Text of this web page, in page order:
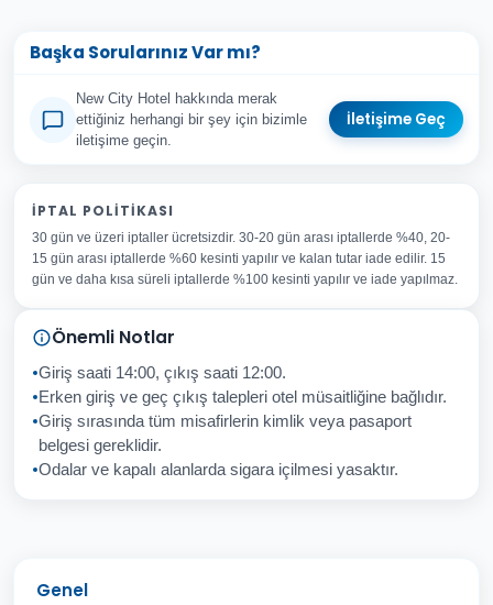
Başka Sorularınız Var mı?
New City Hotel hakkında merak
ettiğiniz herhangi bir şey için bizimle
iletişime geçin.
İletişime Geç
Adınız Soyadınız
E-posta Adresiniz
Konu
Sorunuz
İptal Gönder
İPTAL POLITIKASI
30 gün ve üzeri iptaller ücretsizdir. 30-20 gün arası iptallerde %40, 20-
15 gün arası iptallerde %60 kesinti yapılır ve kalan tutar iade edilir. 15
gün ve daha kısa süreli iptallerde %100 kesinti yapılır ve iade yapılmaz.
Önemli Notlar
Giriş saati 14:00, çıkış saati 12:00.
Erken giriş ve geç çıkış talepleri otel müsaitliğine bağlıdır.
Giriş sırasında tüm misafirlerin kimlik veya pasaport
belgesi gereklidir.
Odalar ve kapalı alanlarda sigara içilmesi yasaktır.
Genel